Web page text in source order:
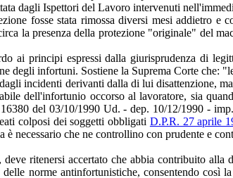
dagli Ispettori del Lavoro intervenuti
fosse stata rimossa diversi mesi addietro
la presenza della protezione "originale" del
ai principi espressi dalla giurisprudenza di
degli infortuni. Sostiene la Suprema Corte che:
incidenti derivanti dalla di lui disattenzione,
dell'infortunio occorso al lavoratore, sia
del 03/10/1990 Ud. - dep. 10/12/1990 -
colposi dei soggetti obbligati D.P.R. 27 aprile
necessario che ne controllino con prudente e
ritenersi accertato che abbia contribuito
norme antinfortunistiche, consentendo così